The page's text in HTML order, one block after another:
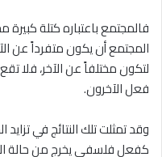
فالمجتمع باعتباره كتلة
المجتمع أن يكون متفرداً عن
لتكون مختلفاً عن الآخر، فلا
فعل الآخرون.
وقد تمثلت تلك النتائج في
كفعل فلسفي يخرج من حالة